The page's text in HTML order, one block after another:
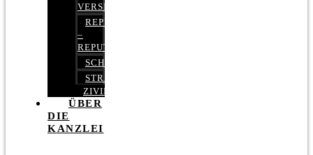
VERSICHERUNGSRECHT
REPUTATIONSRECHT
–
REPUTATIONSMANAGEMENT
SCHUFARECHT
STRAFRECHT
ZIVILRECHT
ÜBER
DIE
KANZLEI